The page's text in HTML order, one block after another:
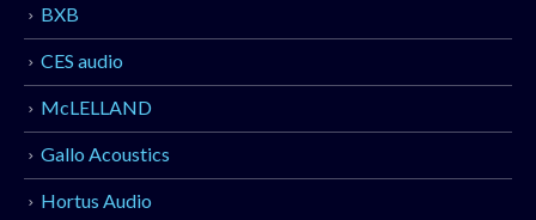
BXB
CES audio
McLELLAND
Gallo Acoustics
Hortus Audio